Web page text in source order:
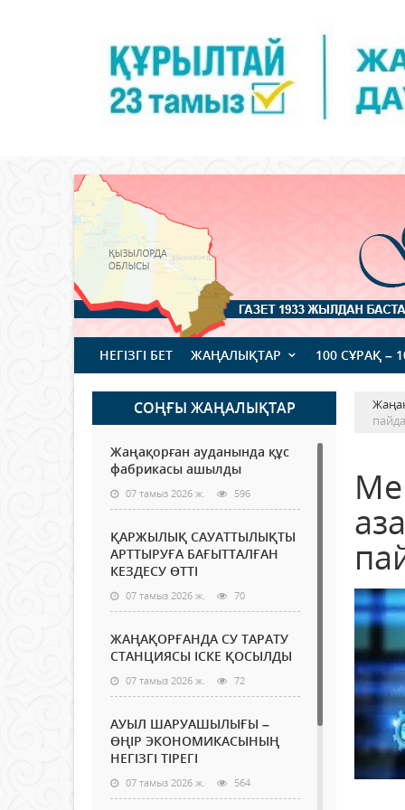
НЕГІЗГІ БЕТ ЖАҢАЛЫҚТАР 100 СҰРАҚ –
СОҢҒЫ ЖАҢАЛЫҚТАР
Жаңақорған ауданында құс
фабрикасы ашылды
07 тамыз 2026 ж. 596
ҚАРЖЫЛЫҚ САУАТТЫЛЫҚТЫ
АРТТЫРУҒА БАҒЫТТАЛҒАН
КЕЗДЕСУ ӨТТІ
07 тамыз 2026 ж. 70
ЖАҢАҚОРҒАНДА СУ ТАРАТУ
СТАНЦИЯСЫ ІСКЕ ҚОСЫЛДЫ
07 тамыз 2026 ж. 72
АУЫЛ ШАРУАШЫЛЫҒЫ –
ӨҢІР ЭКОНОМИКАСЫНЫҢ
НЕГІЗГІ ТІРЕГІ
07 тамыз 2026 ж. 564